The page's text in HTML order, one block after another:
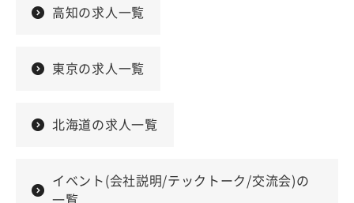
高知の求人一覧
東京の求人一覧
北海道の求人一覧
イベント(会社説明/テックトーク/交流会)の
一覧